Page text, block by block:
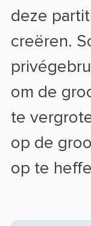
deze
creëren.
om de
te
op de
op te